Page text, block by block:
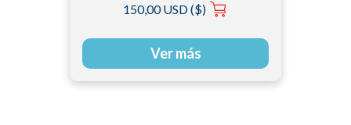
150,00 USD ($)
Ver más